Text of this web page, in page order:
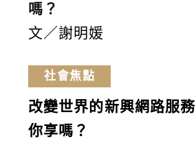
嗎？
文／謝明媛
社會焦點
改變世界的新興網路服務
你享嗎？